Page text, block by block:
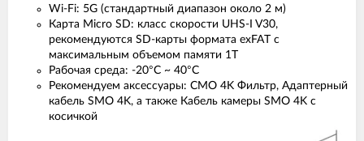
Wi-Fi: 5G (стандартный диапазон около 2 м)
Карта Micro SD: класс скорости UHS-I V30,
рекомендуются SD-карты формата exFAT с
максимальным объемом памяти 1T
Рабочая среда: -20°C ~ 40°C
Рекомендуем аксессуары: СМО 4K Фильтр, Адаптерный
кабель SMO 4K, а также Кабель камеры SMO 4K с
косичкой